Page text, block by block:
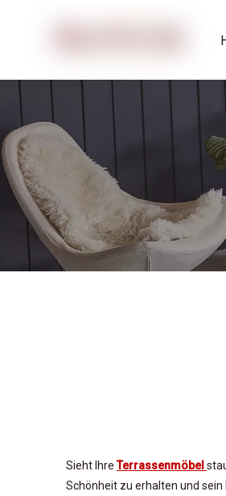
Sieht IhreTerrassenmöbel
Schönheit zu erhalten und